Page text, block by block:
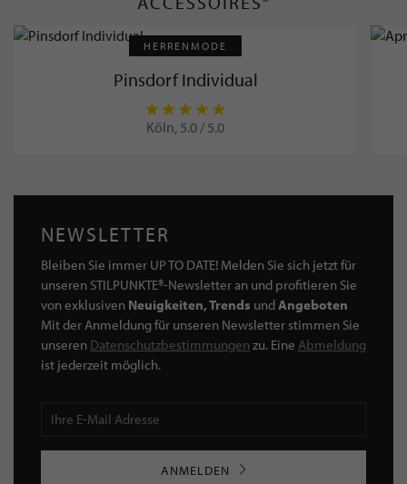
HERRENMODE
Pinsdorf Individual
Köln, 5.0 / 5.0
NEWSLETTER
Bleiben Sie immer UP TO DATE! Melden Sie sich jetzt für
unseren STILPUNKTE®-Newsletter an und profitieren Sie
von exklusiven Neuigkeiten, Trends undAngeboten
Mit der Anmeldung für unseren Newsletter stimmen Sie
unseren Datenschutzbestimmungen zu. Eine Abmeldung
ist jederzeit möglich.
ANMELDEN